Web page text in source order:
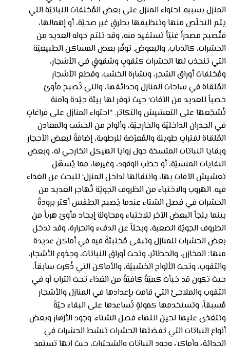
المنزل بسببه. احتواء المنزل على بعض المُخلفات النباتيّة التي
يتم التخلّص منها وتنظيفها بطرقٍ غير صحيّة، أو إهمالها،
فتُصبح مصدراً غنيّاً تستفيد منه، وقد تلتم حوله العديد من
الحشرات، كالذباب، والبعوض. توفّر بعض المساكن الطبيعيّة
التي تنجذب لها الحشرات كثقوبٍ وشقوقٍ في الأشجار،
ومُخلفات أوراق الشجر، ونشارة الخشب، وقطع الأشجار
المُلقاة في ساحات المنازل وحدائقها، والتي تُصبح مأوىً
خصباً للعديد من الآفات؛ حيث توفر لها بيئة جيّدة وآمنة
تُشجّعها على التعشيش والتكاثر. *احتواء المنازل على فراغاتٍ
في الجدران الداخليّة والخارجيّة، وألواح من الخشب والمعادن
المُلقاة لفتراتٍ طويلة والمُعرّضة للرطوبة، إضافةً لبعض الأحجار
وبقايا النباتات المتسخة حول زوايا الهيكل الخارجي له، وبعض
النفايات المنسيّة، أو حطب الوقود، وغيرها، مما يُسهّل
تعشيش الآفات بها، وانتقالها لداخل المنزل؛ للبحث عن الغذاء
فيه. الهروب والاختباء من الظروف الجويّة تُهاجر العديد من
الحشرات في فصل الشتاء عندما يُصبح الطقس أكثر برودةً
بينما يلجأ البعض الآخر للاختباء ومحاولة إيجاد مأوىً هرباً من
الظروف الجويّة الصعبة، وبحثاً عن الدفء والحرارة، وقد تدخل
بعض الحشرات للمنازل وتبقى مُختبئةً فيه في أماكن عديدة
منها: المخازن، والحظائر، وتحت أوراق النباتات، وجذوع الأشجار،
والثقوب، وتحت الألواح الخشبيّة، والأماكن التي ذُكرت سابقاً،
حيث تكون قد خبأت كميّةً كافيّةً من الغذاء تحت التراب أو في
الثقوب والملاجئ التي قامت بإعدادها في المنازل والأشجار
مُسبقاً، وتستخدمها كمونةٍ تُساعدها على البقاء حيّةً
وتتغذى عليها لحين انتهاء فصل الشتاء. وجود الأزهار وبعض
أنواع النباتات التي تفضلها الحشرات تنشط الحشرات في